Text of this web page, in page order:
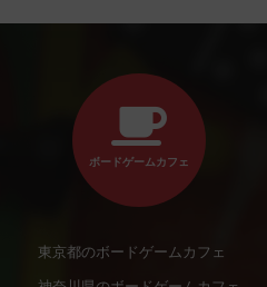
ボードゲームカフェ
東京都のボードゲームカフェ